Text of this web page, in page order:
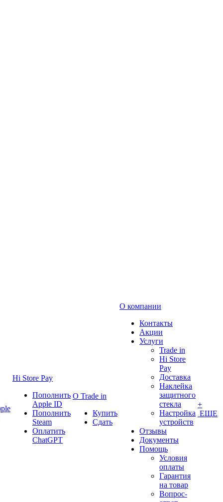
Hi Store Pay
Пополнить
Apple ID
Пополнить
Steam
Оплатить
ChatGPT
О Trade in
Купить
Сдать
О компании
Контакты
Акции
Услуги
Trade in
Hi Store
Pay
Доставка
Наклейка
защитного
стекла
Настройка
устройств
Отзывы
Документы
Помощь
Условия
оплаты
Гарантия
на товар
Вопрос-
+
ЕЩЕ